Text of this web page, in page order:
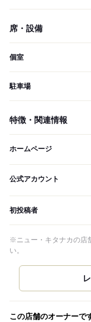
席・設備
個室
駐車場
特徴・関連情報
ホームページ
公式アカウント
初投稿者
※ニュー・キタナカの店
い。
この店舗のオーナーで